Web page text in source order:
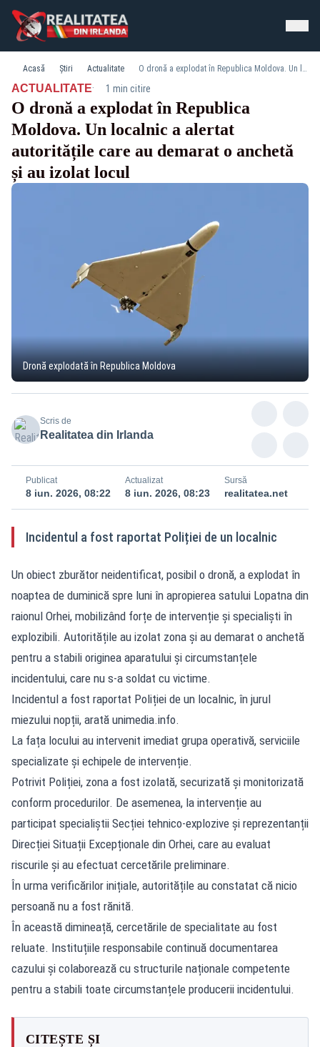
Acasă Știri Actualitate O dronă a explodat în Republica Moldova. Un localnic a alertat autoritățile care au demarat o anchetă și au izolat locul
ACTUALITATE· 1 min citire
O dronă a explodat în Republica
Moldova. Un localnic a alertat
autoritățile care au demarat o anchetă
și au izolat locul
Dronă explodată în Republica Moldova
Scris de
Realitatea din Irlanda
Publicat
8 iun. 2026, 08:22
Actualizat
8 iun. 2026, 08:23
Sursă
realitatea.net
Incidentul a fost raportat Poliției de un localnic
Un obiect zburător neidentificat, posibil o dronă, a explodat în
noaptea de duminică spre luni în apropierea satului Lopatna din
raionul Orhei, mobilizând forțe de intervenție și specialiști în
explozibili. Autoritățile au izolat zona și au demarat o anchetă
pentru a stabili originea aparatului și circumstanțele
incidentului, care nu s-a soldat cu victime.
Incidentul a fost raportat Poliției de un localnic, în jurul
miezului nopții, arată unimedia.info.
La fața locului au intervenit imediat grupa operativă, serviciile
specializate și echipele de intervenție.
Potrivit Poliției, zona a fost izolată, securizată și monitorizată
conform procedurilor. De asemenea, la intervenție au
participat specialiștii Secției tehnico-explozive și reprezentanții
Direcției Situații Excepționale din Orhei, care au evaluat
riscurile și au efectuat cercetările preliminare.
În urma verificărilor inițiale, autoritățile au constatat că nicio
persoană nu a fost rănită.
În această dimineață, cercetările de specialitate au fost
reluate. Instituțiile responsabile continuă documentarea
cazului și colaborează cu structurile naționale competente
pentru a stabili toate circumstanțele producerii incidentului.
CITEȘTE ȘI